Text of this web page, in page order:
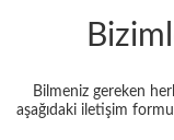
Bilmeniz gereken
aşağıdaki iletişim